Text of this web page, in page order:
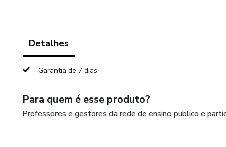
✔️ Entender como a ansiedade
Detalhes
Garantia de 7 dias
Para quem é esse produto?
Professores e gestores da rede de ensino publico e